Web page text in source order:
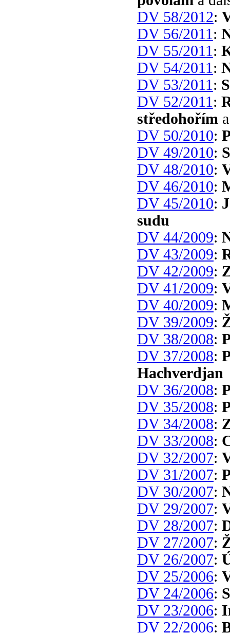
DV 58/2012:
DV 56/2011 :
DV 55/2011 :
DV 54/2011 :
DV 53/2011 :
DV 52/2011 :
středohořím
DV 50/2010:
DV 49/2010:
DV 48/2010:
DV 46/2010:
DV 45/2010:
sudu
DV 44/2009:
DV 43/2009:
DV 42/2009:
DV 41/2009:
DV 40/2009:
DV 39/2009:
DV 38/2008:
DV 37/2008:
Hachverdjan
DV 36/2008:
DV 35/2008:
DV 34/2008:
DV 33/2008:
DV 32/2007:
DV 31/2007:
DV 30/2007:
DV 29/2007:
DV 28/2007:
DV 27/2007:
DV 26/2007:
DV 25/2006:
DV 24/2006:
DV 23/2006:
DV 22/2006: